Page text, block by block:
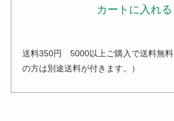
カートに入れる
送料350円 5000以上ご購入で送料無料
の方は別途送料が付きます。）